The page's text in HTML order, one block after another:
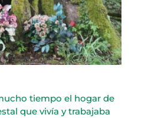
tiempo el hogar de
que vivía y trabajaba